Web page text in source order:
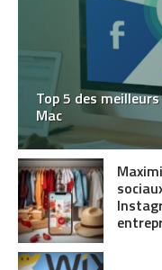
Top 5 des
Mac